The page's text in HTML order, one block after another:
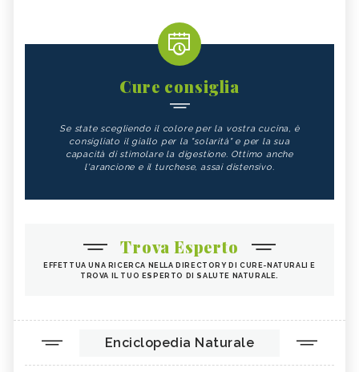
Cure consiglia
Se state scegliendo il colore per la vostra cucina, è
consigliato il giallo per la "solarità" e per la sua
capacità di stimolare la digestione. Ottimo anche
l'arancione e il turchese, assai distensivo.
Trova Esperto
EFFETTUA UNA RICERCA NELLA DIRECTORY DI CURE-NATURALI E
TROVA IL TUO ESPERTO DI SALUTE NATURALE.
Enciclopedia Naturale